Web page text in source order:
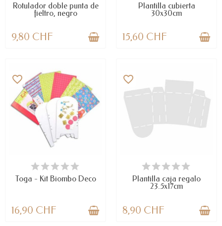
Rotulador doble punta de
fieltro, negro
9,80 CHF
Plantilla cubierta
30x30cm
15,60 CHF
LAST ITEMS IN STOCK
favorite_border
Toga - Kit Biombo Deco
16,90 CHF
LAST ITEMS IN STOCK
favorite_border
Plantilla caja regalo
23.5x17cm
8,90 CHF